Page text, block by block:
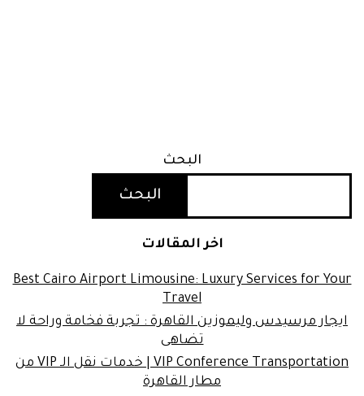
البحث
البحث
اخر المقالات
Best Cairo Airport Limousine: Luxury Services for Your
Travel
ايجار مرسيدس وليموزين القاهرة : تجربة فخامة وراحة لا
تضاهى
VIP Conference Transportation | خدمات نقل الـ VIP من
مطار القاهرة